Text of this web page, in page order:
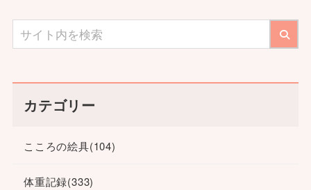
カテゴリー
こころの絵具(104)
体重記録(333)